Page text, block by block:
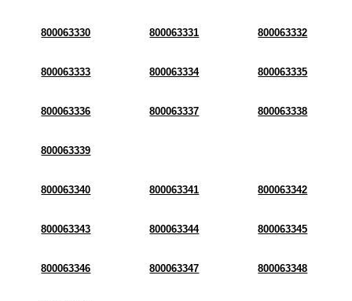
800063330 800063331 800063332
800063333 800063334 800063335
800063336 800063337 800063338
800063339
800063340 800063341 800063342
800063343 800063344 800063345
800063346 800063347 800063348